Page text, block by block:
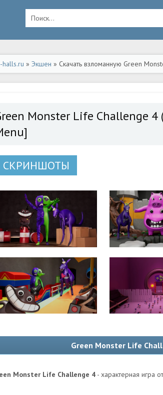
halls.ru » Экшен » Скачать взломанную Green
версия apk на Андроид
Monster Life Challenge
СКРИНШОТЫ
Green Monster Life
Monster Life Challenge 4 - характерная игра